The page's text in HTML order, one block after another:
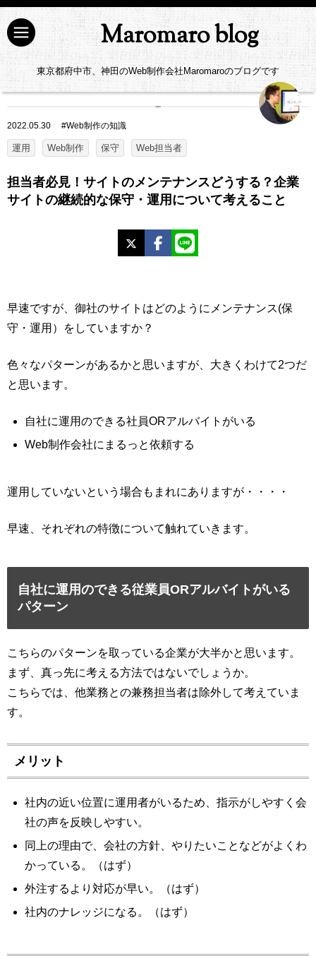
Maromaro blog
東京都府中市、神田のWeb制作会社Maromaroのブログです
2022.05.30 #Web制作の知識
運用 Web制作 保守 Web担当者
担当者必見！サイトのメンテナンスどうする？企業
サイトの継続的な保守・運用について考えること
Facebook
早速ですが、御社のサイトはどのようにメンテナンス(保
守・運用）をしていますか？
色々なパターンがあるかと思いますが、大きくわけて2つだ
と思います。
自社に運用のできる社員ORアルバイトがいる
Web制作会社にまるっと依頼する
運用していないという場合もまれにありますが・・・・
早速、それぞれの特徴について触れていきます。
自社に運用のできる従業員ORアルバイトがいる
パターン
こちらのパターンを取っている企業が大半かと思います。
まず、真っ先に考える方法ではないでしょうか。
こちらでは、他業務との兼務担当者は除外して考えていま
す。
メリット
社内の近い位置に運用者がいるため、指示がしやすく会
社の声を反映しやすい。
同上の理由で、会社の方針、やりたいことなどがよくわ
かっている。（はず）
外注するより対応が早い。（はず）
社内のナレッジになる。（はず）